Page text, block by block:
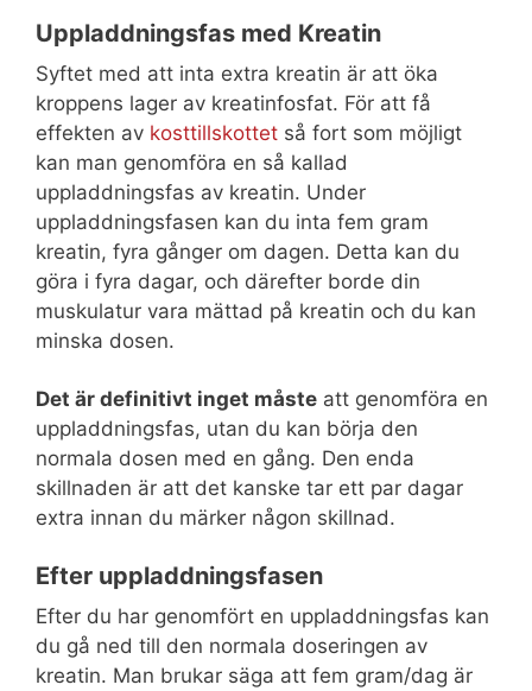
Uppladdningsfas med Kreatin
Syftet med att inta extra kreatin är att öka
kroppens lager av kreatinfosfat. För att få
effekten av kosttillskottet så fort som möjligt
kan man genomföra en så kallad
uppladdningsfas av kreatin. Under
uppladdningsfasen kan du inta fem gram
kreatin, fyra gånger om dagen. Detta kan du
göra i fyra dagar, och därefter borde din
muskulatur vara mättad på kreatin och du kan
minska dosen.
Det är definitivt inget måste att genomföra en
uppladdningsfas, utan du kan börja den
normala dosen med en gång. Den enda
skillnaden är att det kanske tar ett par dagar
extra innan du märker någon skillnad.
Efter uppladdningsfasen
Efter du har genomfört en uppladdningsfas kan
du gå ned till den normala doseringen av
kreatin. Man brukar säga att fem gram/dag är